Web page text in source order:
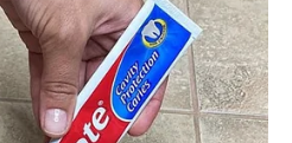
kojeg bi odnos sa voljenom
iskreniji i stabilniji.